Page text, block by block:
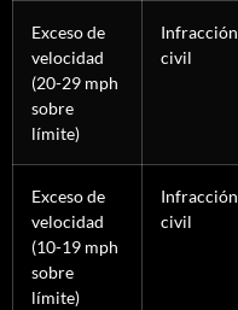
Exceso de
velocidad
(20-29 mph
sobre
límite)
Infracción
civil
Exceso de
velocidad
(10-19 mph
sobre
límite)
Infracción
civil